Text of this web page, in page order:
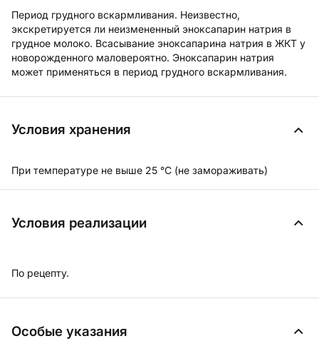
Период грудного вскармливания. Неизвестно,
экскретируется ли неизмененный эноксапарин натрия в
грудное молоко. Всасывание эноксапарина натрия в ЖКТ у
новорожденного маловероятно. Эноксапарин натрия
может применяться в период грудного вскармливания.
Условия хранения
При температуре не выше 25 °C (не замораживать)
Условия реализации
По рецепту.
Особые указания